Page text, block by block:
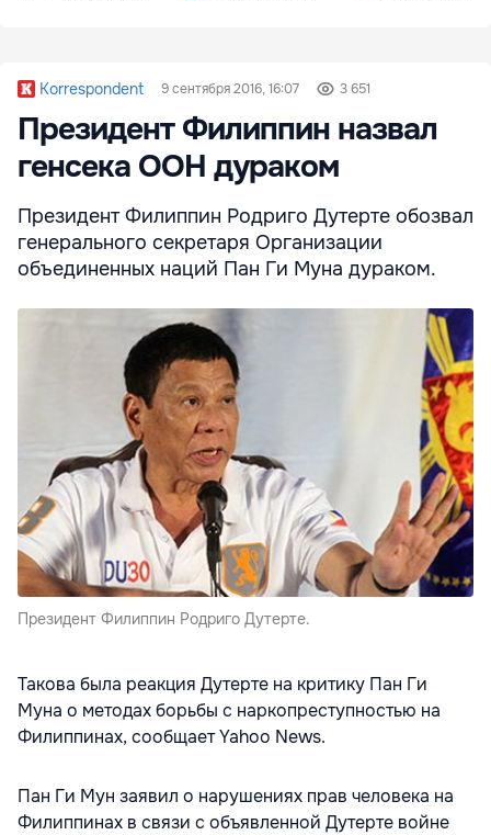
Korrespondent 9 сентября 2016, 16:07 3 651
Президент Филиппин назвал
генсека ООН дураком
Президент Филиппин Родриго Дутерте обозвал
генерального секретаря Организации
объединенных наций Пан Ги Муна дураком.
Президент Филиппин Родриго Дутерте.
Такова была реакция Дутерте на критику Пан Ги
Муна о методах борьбы с наркопреступностью на
Филиппинах, сообщает Yahoo News.
Пан Ги Мун заявил о нарушениях прав человека на
Филиппинах в связи с объявленной Дутерте войне